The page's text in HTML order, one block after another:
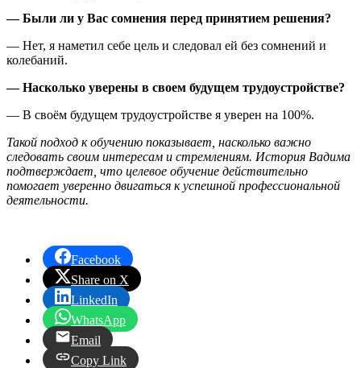
— Были ли у Вас сомнения перед принятием решения?
— Нет, я наметил себе цель и следовал ей без сомнений и
колебаний.
— Насколько уверены в своем будущем трудоустройстве?
— В своём будущем трудоустройстве я уверен на 100%.
Такой подход к обучению показывает, насколько важно
следовать своим интересам и стремлениям. История Вадима
подтверждает, что целевое обучение действительно
помогает уверенно двигаться к успешной профессиональной
деятельности.
Facebook
Share on X
LinkedIn
WhatsApp
Email
Copy Link